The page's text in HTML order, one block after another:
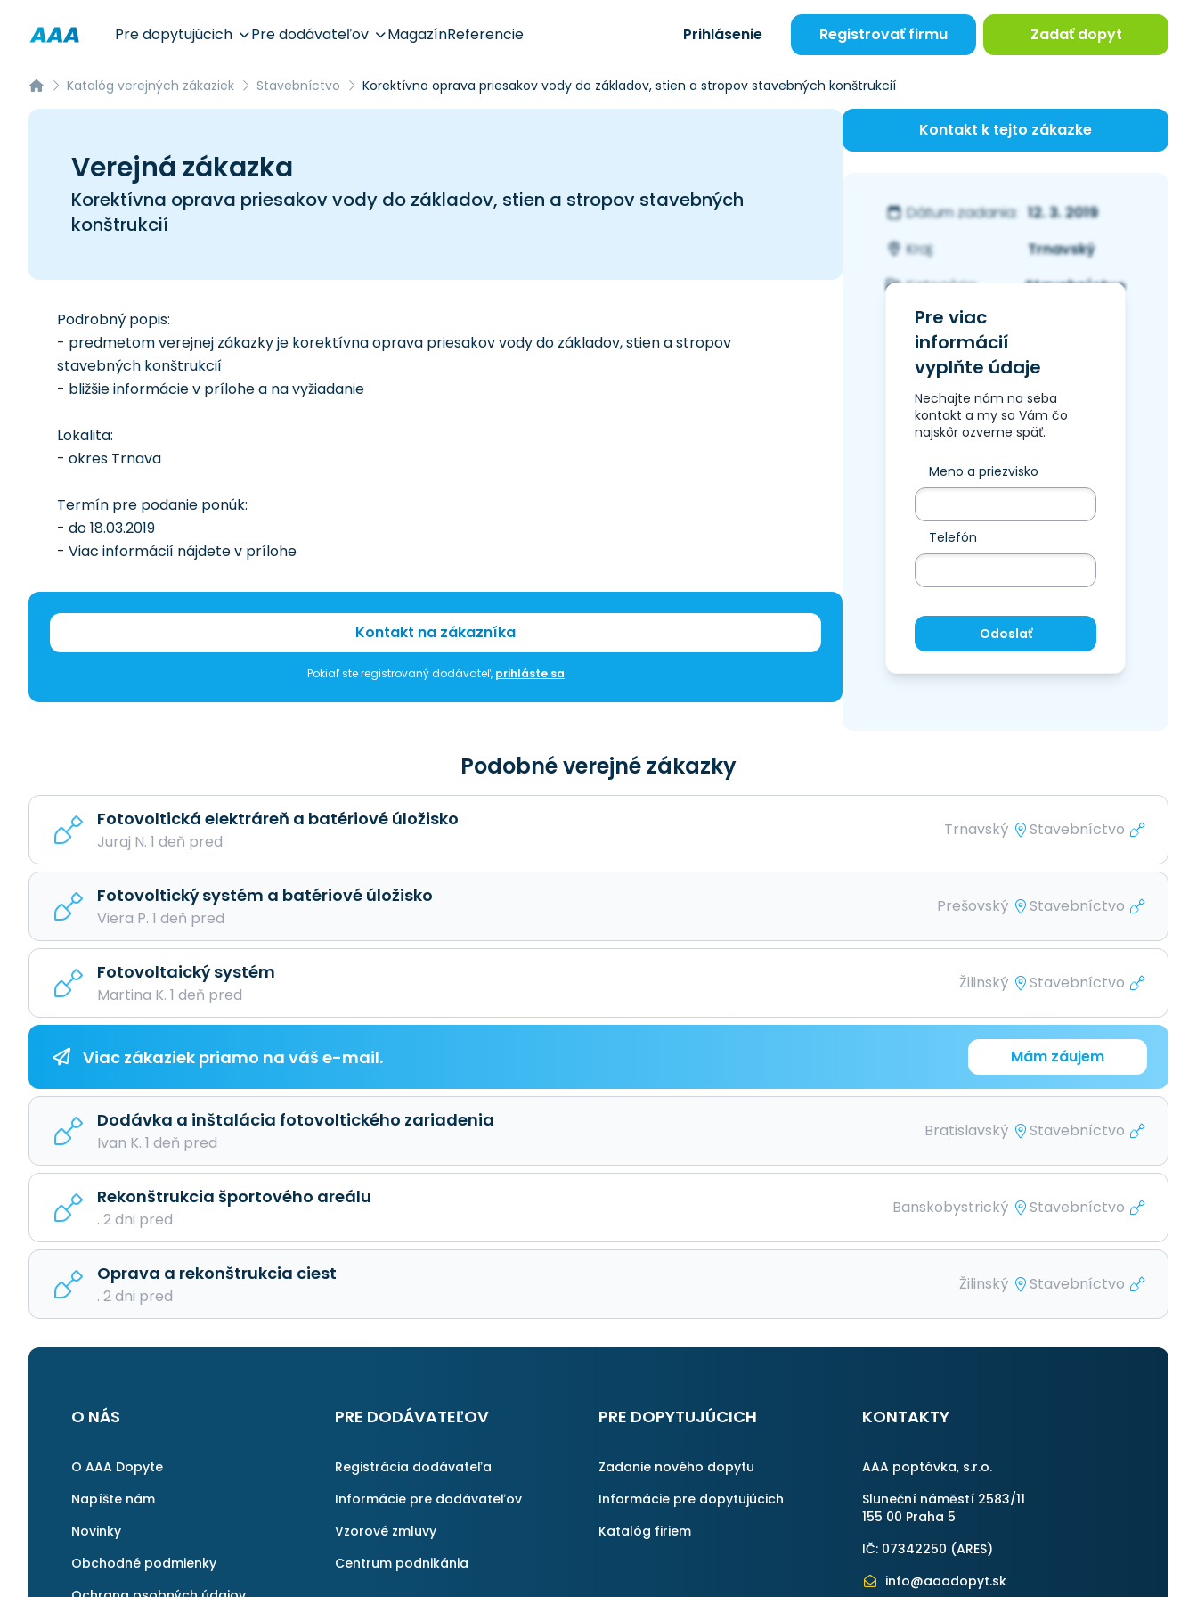
Pre dopytujúcich Pre dodávateľov MagazínReferencie Prihlásenie Registrovať firmu Zadať dopyt
Katalóg verejných zákaziek Stavebníctvo Korektívna oprava priesakov vody do základov, stien a stropov stavebných konštrukcií
Verejná zákazka
Korektívna oprava priesakov vody do základov, stien a stropov stavebných
konštrukcií
Podrobný popis:
- predmetom verejnej zákazky je korektívna oprava priesakov vody do základov, stien a stropov
stavebných konštrukcií
- bližšie informácie v prílohe a na vyžiadanie
Lokalita:
- okres Trnava
Termín pre podanie ponúk:
- do 18.03.2019
- Viac informácií nájdete v prílohe
Kontakt na zákazníka
Pokiaľ ste registrovaný dodávateľ, prihláste sa
Kontakt k tejto zákazke
Dátum zadania: 12. 3. 2019
Kraj:
Trnavský
Kategória:
Stavebníctvo
Pre viac
informácií
vyplňte údaje
Nechajte nám na seba
kontakt a my sa Vám čo
najskôr ozveme späť.
Meno a priezvisko
Telefón
Odoslať
Podobné verejné zákazky
Fotovoltická elektráreň a batériové úložisko
Juraj N. 1 deň pred
Trnavský Stavebníctvo
Fotovoltický systém a batériové úložisko
Viera P. 1 deň pred
Prešovský Stavebníctvo
Fotovoltaický systém
Martina K. 1 deň pred
Žilinský Stavebníctvo
Viac zákaziek priamo na váš e-mail. Mám záujem
Dodávka a inštalácia fotovoltického zariadenia
Ivan K. 1 deň pred
Bratislavský Stavebníctvo
Rekonštrukcia športového areálu
. 2 dni pred
Banskobystrický Stavebníctvo
Oprava a rekonštrukcia ciest
. 2 dni pred
Žilinský Stavebníctvo
O NÁS
O AAA Dopyte
Napíšte nám
Novinky
Obchodné podmienky
PRE DODÁVATEĽOV
Registrácia dodávateľa
Informácie pre dodávateľov
Vzorové zmluvy
Centrum podnikánia
PRE DOPYTUJÚCICH
Zadanie nového dopytu
Informácie pre dopytujúcich
Katalóg firiem
KONTAKTY
AAA poptávka, s.r.o.
Sluneční náměstí 2583/11
155 00 Praha 5
IČ: 07342250 (ARES)
info@aaadopyt.sk